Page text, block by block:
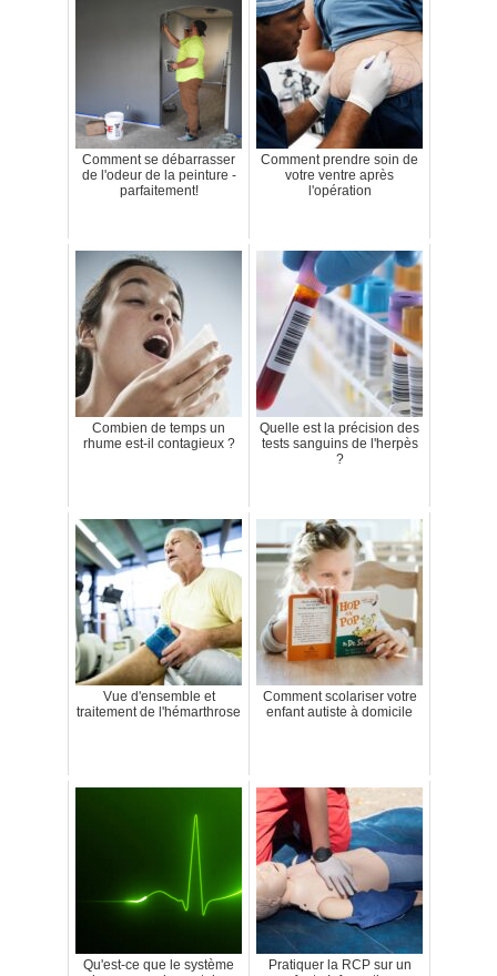
Comment se débarrasser
de l'odeur de la peinture -
parfaitement!
Comment prendre soin de
votre ventre après
l'opération
Combien de temps un
rhume est-il contagieux ?
Quelle est la précision des
tests sanguins de l'herpès
?
Vue d'ensemble et
traitement de l'hémarthrose
Comment scolariser votre
enfant autiste à domicile
Qu'est-ce que le système
Pratiquer la RCP sur un